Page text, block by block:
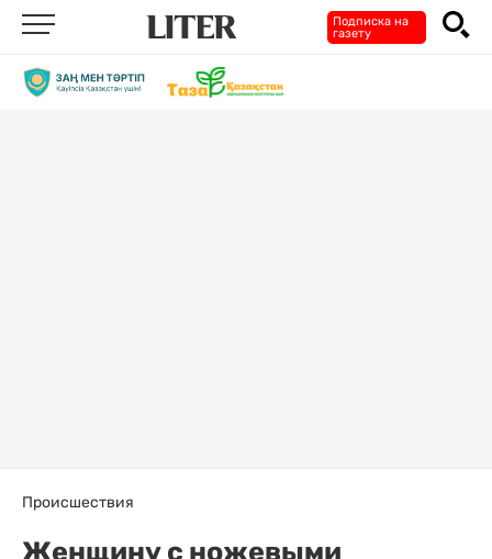
Подписка на
газету
Происшествия
Женщину с ножевыми